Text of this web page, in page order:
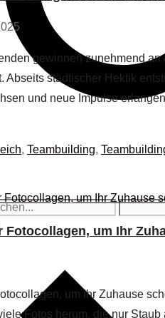
gewinnen zunehmend
Abseits städtischer Hektik
und neue Impulse
, Teambuilding,
Fotocollagen, um Ihr
um Ihr Zuhause
Fotos herum, die nur